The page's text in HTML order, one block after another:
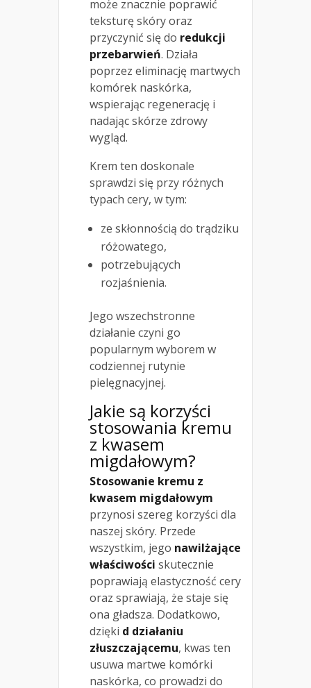
może znacznie poprawić
teksturę skóry oraz
przyczynić się do redukcji
przebarwień. Działa
poprzez eliminację martwych
komórek naskórka,
wspierając regenerację i
nadając skórze zdrowy
wygląd.
Krem ten doskonale
sprawdzi się przy różnych
typach cery, w tym:
ze skłonnością do trądziku
różowatego,
potrzebujących
rozjaśnienia.
Jego wszechstronne
działanie czyni go
popularnym wyborem w
codziennej rutynie
pielęgnacyjnej.
Jakie są korzyści
stosowania kremu
z kwasem
migdałowym?
Stosowanie kremu z
kwasem migdałowym
przynosi szereg korzyści dla
naszej skóry. Przede
wszystkim, jego nawilżające
właściwości skutecznie
poprawiają elastyczność cery
oraz sprawiają, że staje się
ona gładsza. Dodatkowo,
dzięki d działaniu
złuszczającemu, kwas ten
usuwa martwe komórki
naskórka, co prowadzi do